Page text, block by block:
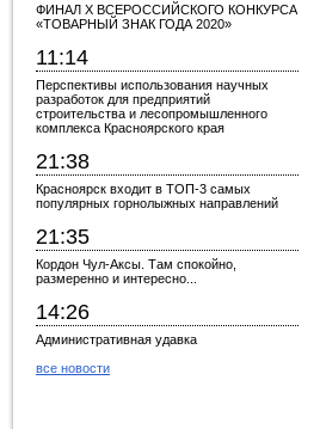
ФИНАЛ X ВСЕРОССИЙСКОГО КОНКУРСА
«ТОВАРНЫЙ ЗНАК ГОДА 2020»
11:14
Перспективы использования научных
разработок для предприятий
строительства и лесопромышленного
комплекса Красноярского края
21:38
Красноярск входит в ТОП-3 самых
популярных горнолыжных направлений
21:35
Кордон Чул-Аксы. Там спокойно,
размеренно и интересно...
14:26
Административная удавка
все новости